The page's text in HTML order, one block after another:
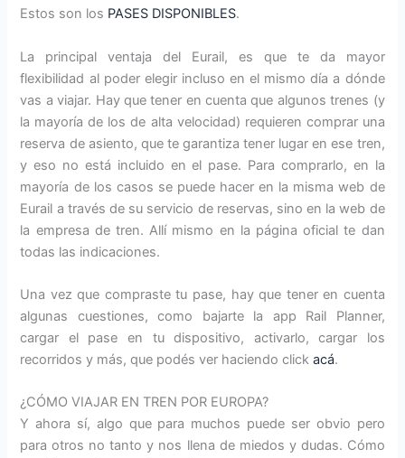
Estos son los PASES DISPONIBLES.
La principal ventaja del Eurail, es que te da mayor
flexibilidad al poder elegir incluso en el mismo día a dónde
vas a viajar. Hay que tener en cuenta que algunos trenes (y
la mayoría de los de alta velocidad) requieren comprar una
reserva de asiento, que te garantiza tener lugar en ese tren,
y eso no está incluido en el pase. Para comprarlo, en la
mayoría de los casos se puede hacer en la misma web de
Eurail a través de su servicio de reservas, sino en la web de
la empresa de tren. Allí mismo en la página oficial te dan
todas las indicaciones.
Una vez que compraste tu pase, hay que tener en cuenta
algunas cuestiones, como bajarte la app Rail Planner,
cargar el pase en tu dispositivo, activarlo, cargar los
recorridos y más, que podés ver haciendo clickacá.
¿CÓMO VIAJAR EN TREN POR EUROPA?
Y ahora sí, algo que para muchos puede ser obvio pero
para otros no tanto y nos llena de miedos y dudas. Cómo